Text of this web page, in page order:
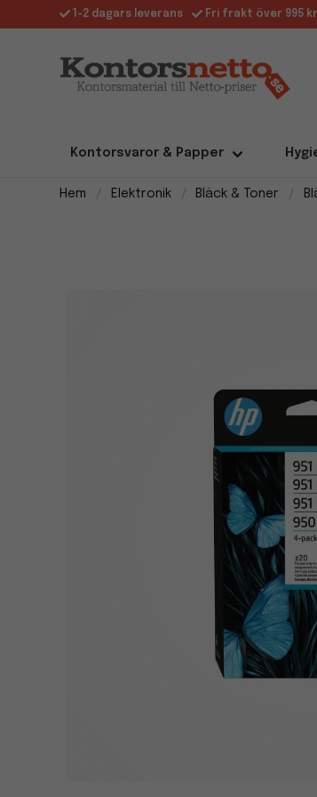
1-2 dagars leverans Fri frakt över 995 kr
Kontorsvaror & Papper
Hem Elektronik Bläck & Toner